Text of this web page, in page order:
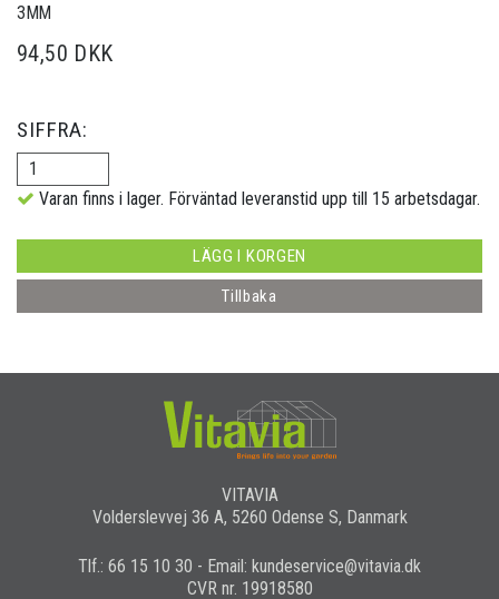
3MM
94,50 DKK
SIFFRA:
Varan finns i lager. Förväntad leveranstid upp till 15 arbetsdagar.
LÄGG I KORGEN
Tillbaka
VITAVIA
Volderslevvej 36 A, 5260 Odense S, Danmark
Tlf.: 66 15 10 30 - Email: kundeservice@vitavia.dk
CVR nr. 19918580